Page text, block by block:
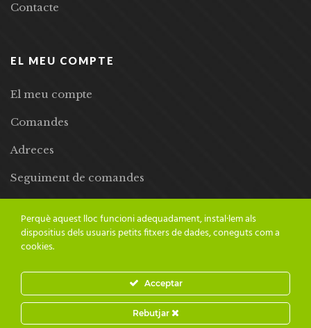
Contacte
EL MEU COMPTE
El meu compte
Comandes
Adreces
Seguiment de comandes
© 2024 Adesiara Editorial | Tots els drets reservats | Preus amb
IVA inclòs |Grademorphic
Perquè aquest lloc funcioni adequadament, instal·lem als
dispositius dels usuaris petits fitxers de dades, coneguts com a
cookies.
Acceptar
Rebutjar